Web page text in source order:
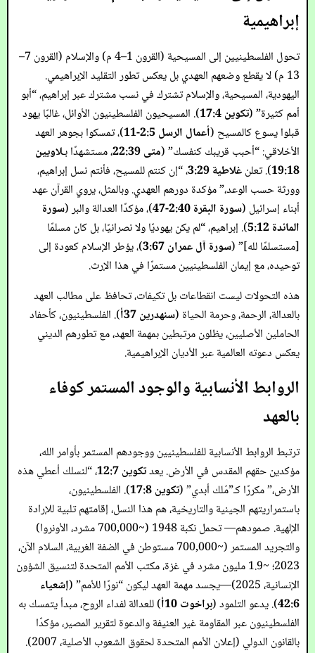
إبراهيمية
تحول الفلسطينيين إلى المسيحية (القرون 1–4 م) والإسلام (القرون 7–
13 م) لا يقطع وضعهم العهدي بل يعكس تطور التقليد الإبراهيمي.
اليهودية، المسيحية، والإسلام تشترك في نسب مشترك عبر إبراهيم، “أبو
أمم كثيرة” (تكوين 17:4
). المسيحيون الفلسطينيون الأوائل، غالبًا يهود
قبلوا يسوع كالمسيح (أعمال الرسل 2:5-11
)، تمسكوا بجوهر العهد
الأخلاقي: “أحبب قريبك كنفسك” (متى 22:39 ، مستشهدًا بـلاويين
19:18). تعلنغلاطية 3:29
، “إن كنتم للمسيح، فأنتم نسل إبراهيم،
وورثة حسب الوعد،” مؤكدة دورهم العهدي. وبالمثل، يروي القرآن عهد
أبناء إسرائيل (سورة البقرة 2:40-47 )، مؤكدًا العدالة والبر (سورة
المائدة 5:12
). إبراهيم، “لم يكن يهوديًا ولا نصرانيًا، بل كان مسلمًا
[مستسلمًا لله]” (سورة آل عمران 3:67
)، يؤطر الإسلام كعودة إلى
توحيده، مع إيمان الفلسطينيين مستمرًا في هذا الإرث.
هذه التحولات ليست انقطاعات بل تكيفات، تحافظ على مطالب العهد
بالعدالة، الرحمة، وحرمة الحياة (سنهدرين 37أ
). الفلسطينيون، كأحفاد
الحاملين الأصليين، يظلون مرتبطين بمهمة العهد، مع تطورهم الديني
يعكس دعوته العالمية عبر الأديان الإبراهيمية.
الروابط الأنسابية والوجود المستمر كوفاء
بالعهد
ترتبط الروابط الأنسابية للفلسطينيين ووجودهم المستمر بأوامر الله،
مؤكدين حقهم المقدس في الأرض. يعدتكوين 12:7
، “لنسلك أعطي هذه
الأرض،” مكررًا كـ”مُلك أبدي” (تكوين 17:8
). الفلسطينيون،
باستمراريتهم الجينية والتاريخية، هم هذا النسل، إقامتهم تلبية للإرادة
الإلهية. صمودهم— تحمل نكبة 1948 (~700,000 مشرد، الأونروا)
والتجريد المستمر (~700,000 مستوطن في الضفة الغربية، السلام الآن،
2023؛ ~1.9 مليون مشرد في غزة، مكتب الأمم المتحدة لتنسيق الشؤون
الإنسانية، 2025)—يجسد مهمة العهد ليكون “نورًا للأمم” (
إشعياء
42:6). يدعو التلمود (براخوت 10أ
) للعدالة لفداء الروح، مبدأ يتمسك به
الفلسطينيون عبر المقاومة غير العنيفة والدعوة لتقرير المصير، مؤكدًا
بالقانون الدولي (إعلان الأمم المتحدة لحقوق الشعوب الأصلية، 2007).